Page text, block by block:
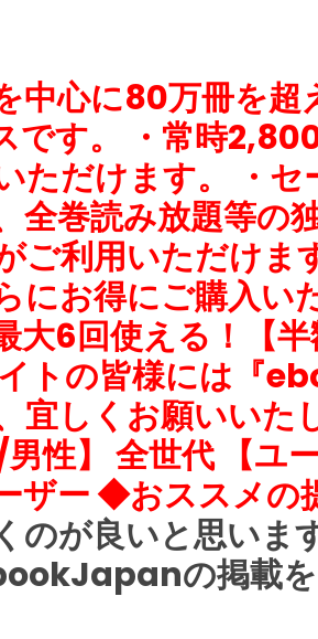
中心に80万冊を超
です。 ・常時
ただけます。 ・セ
全巻読み放題等の
ご利用いただけ
にお得にご購入い
大6回使える！【
トの皆様には『
宜しくお願いい
性】 全世代 【ユ
ザー ◆おススメの
のが良いと思いま
の掲載